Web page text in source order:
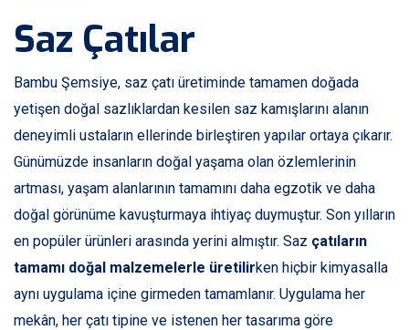
Saz Çatılar
Bambu Şemsiye, saz çatı üretiminde tamamen doğada
yetişen doğal sazlıklardan kesilen saz kamışlarını alanın
deneyimli ustaların ellerinde birleştiren yapılar ortaya çıkarır.
Günümüzde insanların doğal yaşama olan özlemlerinin
artması, yaşam alanlarının tamamını daha egzotik ve daha
doğal görünüme kavuşturmaya ihtiyaç duymuştur. Son yılların
en popüler ürünleri arasında yerini almıştır. Saz çatıların
tamamı doğal malzemelerle üretilirken hiçbir kimyasalla
aynı uygulama içine girmeden tamamlanır. Uygulama her
mekân, her çatı tipine ve istenen her tasarıma göre